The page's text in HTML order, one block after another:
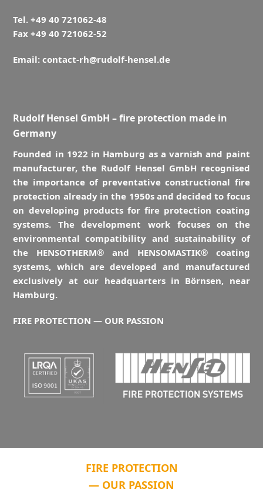
Tel. +49 40 721062-48
Fax +49 40 721062-52
Email:contact-rh@rudolf-hensel.de
Rudolf Hensel GmbH – fire protection made in
Germany
Founded in 1922 in Hamburg as a varnish and paint
manufacturer, the Rudolf Hensel GmbH recognised
the importance of preventative constructional fire
protection already in the 1950s and decided to focus
on developing products for fire protection coating
systems. The development work focuses on the
environmental compatibility and sustainability of
the HENSOTHERM® and HENSOMASTIK® coating
systems, which are developed and manufactured
exclusively at our headquarters in Börnsen, near
Hamburg.
FIRE PROTECTION — OUR PASSION
FIRE PROTECTION
— OUR PASSION